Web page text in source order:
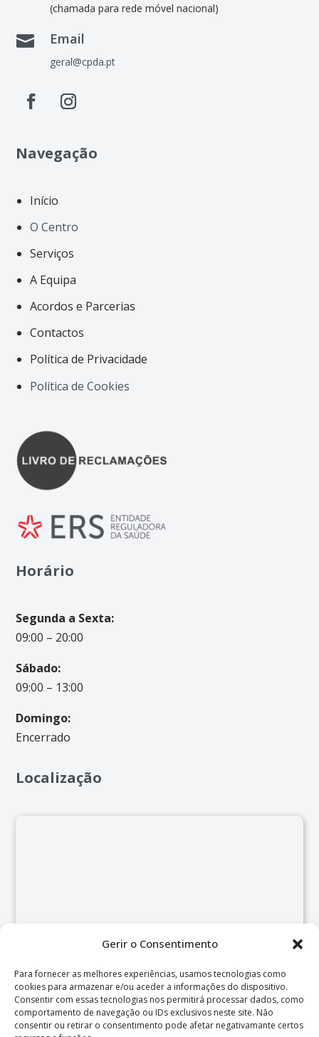
Gerir o Consentimento
Para fornecer as melhores experiências, usamos tecnologias como
cookies para armazenar e/ou aceder a informações do dispositivo.
Consentir com essas tecnologias nos permitirá processar dados, como
comportamento de navegação ou IDs exclusivos neste site. Não
consentir ou retirar o consentimento pode afetar negativamante certos
(chamada para rede móvel nacional)
 Email
geral@cpda.pt
Navegação
Início
O Centro
Serviços
A Equipa
Acordos e Parcerias
Contactos
Política de Privacidade
Política de Cookies
Horário
Segunda a Sexta:
09:00 – 20:00
Sábado:
09:00 – 13:00
Domingo:
Encerrado
Localização